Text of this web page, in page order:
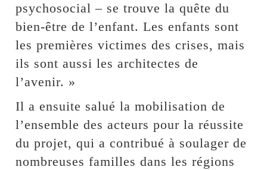
psychosocial – se trouve la quête du
bien-être de l’enfant. Les enfants sont
les premières victimes des crises, mais
ils sont aussi les architectes de
l’avenir. »
Il a ensuite salué la mobilisation de
l’ensemble des acteurs pour la réussite
du projet, qui a contribué à soulager de
nombreuses familles dans les régions